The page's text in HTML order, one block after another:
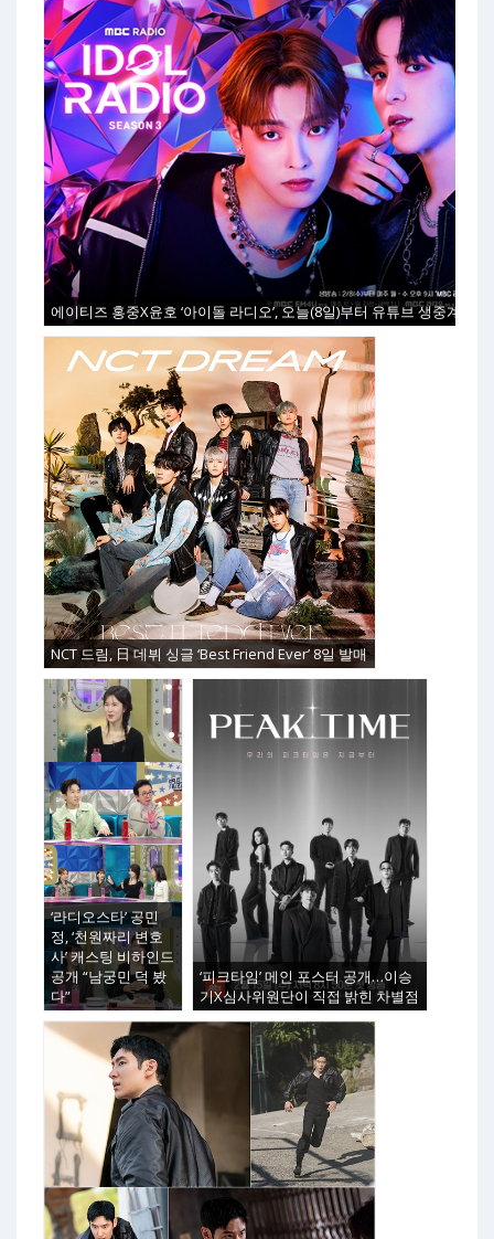
에이티즈 홍중X윤호 ‘아이돌 라디오’, 오늘(8일)부터 유튜브 생중계
NCT 드림, 日 데뷔 싱글 ‘Best Friend Ever’ 8일 발매
‘라디오스타’ 공민
정, ‘천원짜리 변호
사’ 캐스팅 비하인드
공개 “남궁민 덕 봤
다”
‘피크타임’ 메인 포스터 공개…이승
기X심사위원단이 직접 밝힌 차별점